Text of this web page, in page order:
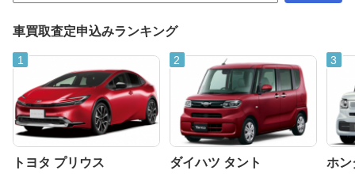
車買取査定申込みランキング
トヨタ プリウス ダイハツ タント ホン